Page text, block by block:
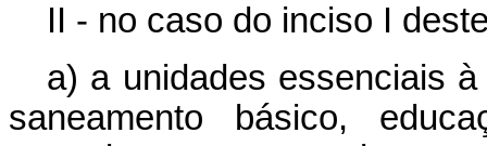
II - no caso do inciso I
a) a unidades essenciais
saneamento básico,